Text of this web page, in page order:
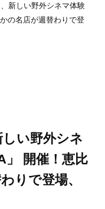
新しい野外シネマ体験
の名店が週替わりで登
い野外シネ
」 開催！恵比
りで登場、